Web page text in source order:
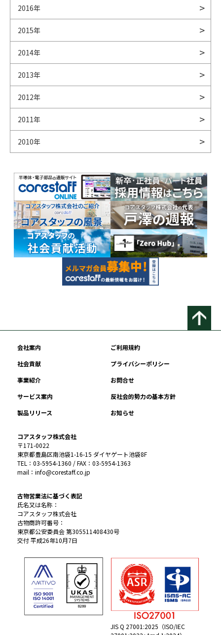
2016年
2015年
2014年
2013年
2012年
2011年
2010年
会社案内
ご利用規約
社会貢献
プライバシーポリシー
事業紹介
お問合せ
サービス案内
反社会的勢力の基本方針
製品リリース
お知らせ
コアスタッフ株式会社
〒171-0022
東京都豊島区南池袋1-16-15 ダイヤゲート池袋8F
TEL：03-5954-1360 / FAX：03-5954-1363
mail：info@corestaff.co.jp
古物営業法に基づく表記
氏名又は名称：
コアスタッフ株式会社
古物商許可番号：
東京都公安委員会 第305511408430号
交付 平成26年10月7日
JIS Q 27001:2025（ISO/IEC